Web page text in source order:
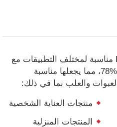
هذا النوع من فيلم شرنك PET مناسبة لمختلف التطبيقات مع
78%، مما يجعلها مناسبة
والعلب بما في ذلك:
منتجات العناية الشخصية
المنتجات المنزلية